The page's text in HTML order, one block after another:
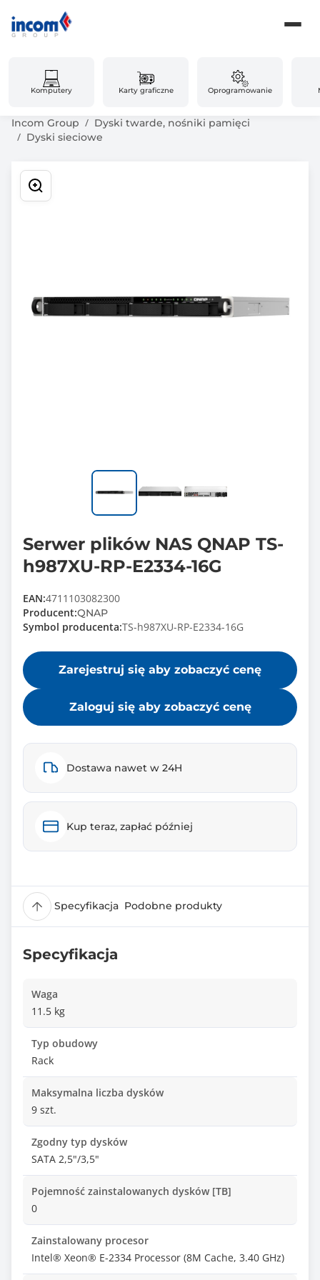
Komputery Karty graficzne Oprogramowanie
Incom Group
Dyski twarde, nośniki pamięci
Dyski sieciowe
Serwer plików NAS QNAP TS-
h987XU-RP-E2334-16G
EAN:4711103082300
Producent:QNAP
Symbol producenta:TS-h987XU-RP-E2334-16G
Zarejestruj się aby zobaczyć cenę
Zaloguj się aby zobaczyć cenę
Dostawa nawet w 24H
Kup teraz, zapłać później
Specyfikacja Podobne produkty
Specyfikacja
Waga
11.5 kg
Typ obudowy
Rack
Maksymalna liczba dysków
9 szt.
Zgodny typ dysków
SATA 2,5"/3,5"
Pojemność zainstalowanych dysków [TB]
0
Zainstalowany procesor
Intel® Xeon® E-2334 Processor (8M Cache, 3.40 GHz)